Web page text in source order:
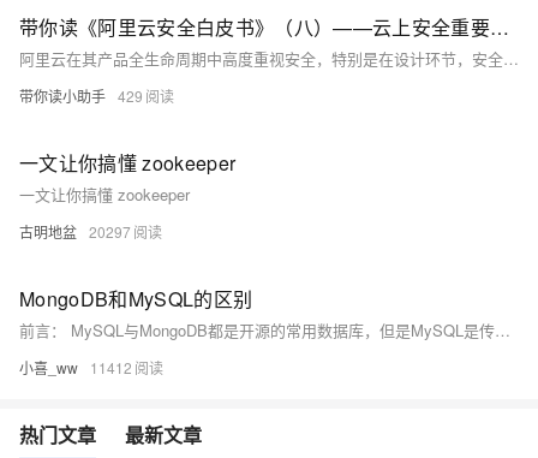
带你读《阿里云安全白皮书》（八）——云上安全重要支柱（2）
阿里云在其产品全生命周期中高度重视安全，特别是在设计环节，安全团队会进行全面的威胁建模和安全架构设计，确保产品在部署、网络、应用等各层面的安全性。阿里云具备一票否决权，确保所有产品在上线前都经过严格的安全审核。针对租户隔离问题，阿里云在虚拟化、网络、网关、应用和主机等多个层级实施了纵深防御体系，确保云环境的安全。
带你读小助手 429
一文让你搞懂 zookeeper
一文让你搞懂 zookeeper
古明地盆 20297
MongoDB和MySQL的区别
前言： MySQL与MongoDB都是开源的常用数据库，但是MySQL是传统的关系型数据库，MongoDB则是非关系型数据库，也叫文档型数据库，是一种NoSQL的数据库。它们各有各的优点，关键是看用在什么地方。
小喜_ww 11412
热门文章 最新文章